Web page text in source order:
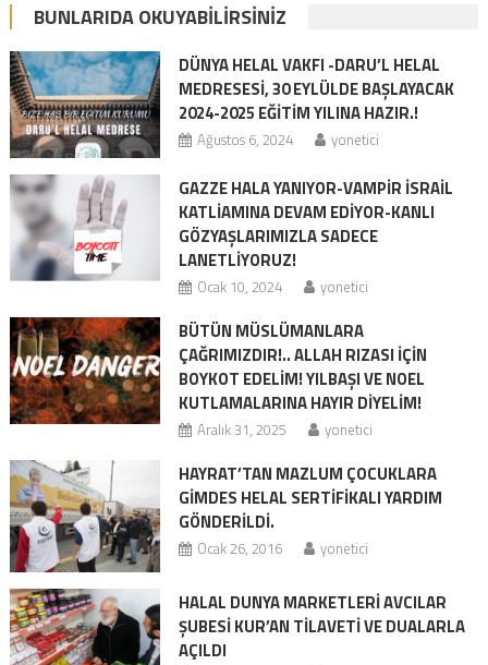
BUNLARIDA OKUYABILIRSINIZ
DÜNYA HELAL VAKFI -DARU’L HELAL
MEDRESESİ, 30 EYLÜLDE BAŞLAYACAK
2024-2025 EĞİTİM YILINA HAZIR.!
Ağustos 6, 2024 yonetici
GAZZE HALA YANIYOR-VAMPİR İSRAİL
KATLİAMINA DEVAM EDİYOR-KANLI
GÖZYAŞLARIMIZLA SADECE
LANETLİYORUZ!
Ocak 10, 2024 yonetici
BÜTÜN MÜSLÜMANLARA
ÇAĞRIMIZDIR!.. ALLAH RIZASI İÇİN
BOYKOT EDELİM! YILBAŞI VE NOEL
KUTLAMALARINA HAYIR DİYELİM!
Aralık 31, 2025 yonetici
HAYRAT’TAN MAZLUM ÇOCUKLARA
GİMDES HELAL SERTİFİKALI YARDIM
GÖNDERİLDİ.
Ocak 26, 2016 yonetici
HALAL DUNYA MARKETLERİ AVCILAR
ŞUBESİ KUR’AN TİLAVETİ VE DUALARLA
AÇILDI